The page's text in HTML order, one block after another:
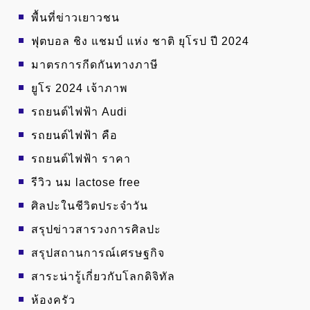
พื้นที่ข่าวเยาวชน
ฟุตบอล ชิง แชมป์ แห่ง ชาติ ยุโรป ปี 2024
มาตรการกีดกันทางภาษี
ยูโร 2024 เจ้าภาพ
รถยนต์ไฟฟ้า Audi
รถยนต์ไฟฟ้า คือ
รถยนต์ไฟฟ้า ราคา
รีวิว นม lactose free
ศิลปะในชีวิตประจำวัน
สรุปข่าวสารวงการศิลปะ
สรุปสถานการณ์เศรษฐกิจ
สาระน่ารู้เกี่ยวกับโลกดิจิทัล
ห้องครัว